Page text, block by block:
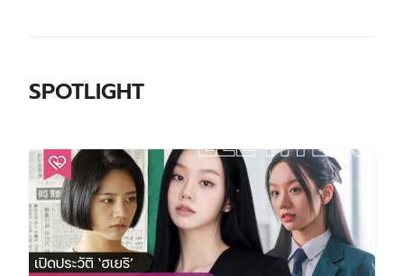
SPOTLIGHT